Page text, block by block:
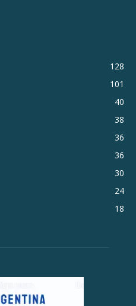
128
101
40
38
36
36
30
24
18